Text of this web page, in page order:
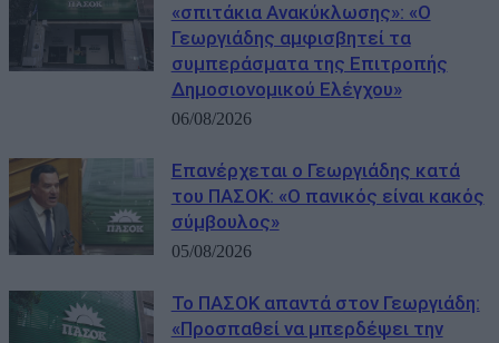
«σπιτάκια Ανακύκλωσης»: «Ο
Γεωργιάδης αμφισβητεί τα
συμπεράσματα της Επιτροπής
Δημοσιονομικού Ελέγχου»
06/08/2026
Επανέρχεται ο Γεωργιάδης κατά
του ΠΑΣΟΚ: «Ο πανικός είναι κακός
σύμβουλος»
05/08/2026
Το ΠΑΣΟΚ απαντά στον Γεωργιάδη:
«Προσπαθεί να μπερδέψει την